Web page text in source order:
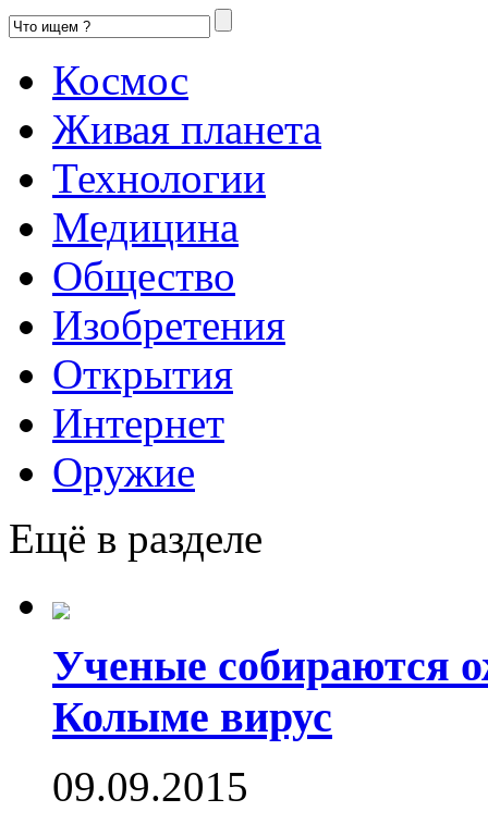
Космос
Живая планета
Технологии
Медицина
Общество
Изобретения
Открытия
Интернет
Оружие
Ещё в разделе
Ученые собираются
Колыме вирус
09.09.2015